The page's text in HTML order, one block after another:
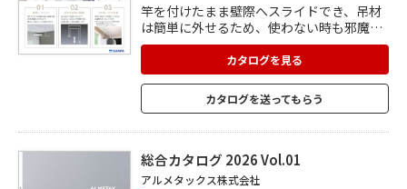
竿を付けたまま壁際へスライドでき、吊材
は簡単に外せるため、使わない時も邪魔に
ならず便利です。 背の高さや用途に合わせ
て560mm～860mmで調整でき、快適な使
い心地を実現。 吊材を追加して2本使いに
すれば、洗濯物をたくさん干せます。 リビ
ングはもちろん、ランドリールームや寝室
カタログを見る
カタログを送ってもらう
総合カタログ 2026 Vol.01
アルメタックス株式会社